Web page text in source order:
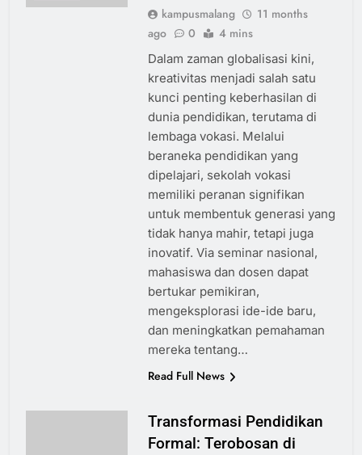
kampusmalang
11 months
ago
0 4 mins
Dalam zaman globalisasi kini,
kreativitas menjadi salah satu
kunci penting keberhasilan di
dunia pendidikan, terutama di
lembaga vokasi. Melalui
beraneka pendidikan yang
dipelajari, sekolah vokasi
memiliki peranan signifikan
untuk membentuk generasi yang
tidak hanya mahir, tetapi juga
inovatif. Via seminar nasional,
mahasiswa dan dosen dapat
bertukar pemikiran,
mengeksplorasi ide-ide baru,
dan meningkatkan pemahaman
mereka tentang…
Read Full News
Transformasi Pendidikan
Formal: Terobosan di